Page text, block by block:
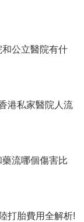
公立醫院有什
港私家醫院人流
流哪個傷害比
打胎費用全解析!